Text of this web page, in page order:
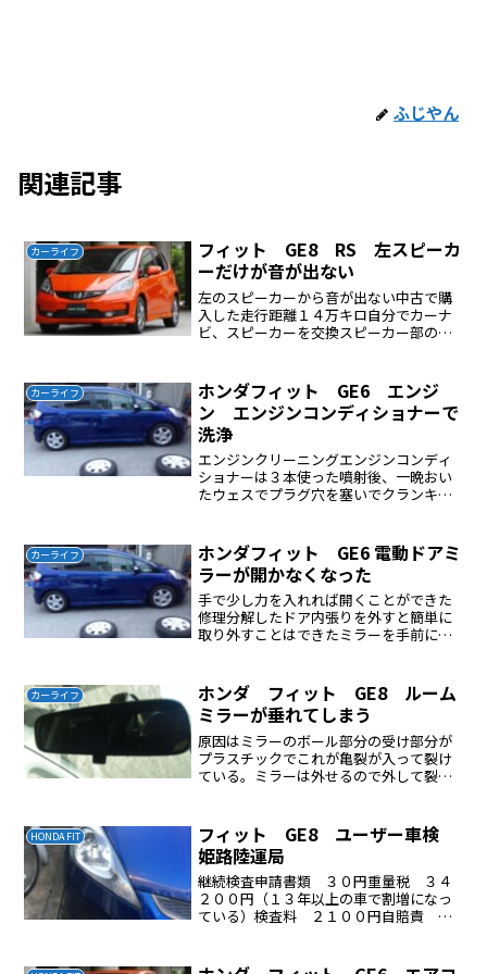
ふじやん
関連記事
カーライフ
フィット GE8 RS 左スピーカ
ーだけが音が出ない
左のスピーカーから音が出ない中古で購
入した走行距離１４万キロ自分でカーナ
ビ、スピーカーを交換スピーカー部の点
こえた、スピーカーの故障でないカーナ
ビのウラ面で右スピーカー...
カーライフ
ホンダフィット GE6 エンジ
ン エンジンコンディショナーで
洗浄
エンジンクリーニングエンジンコンディ
ショナーは３本使った噴射後、一晩おい
たウェスでプラグ穴を塞いでクランキン
たかなり濡れているこれではエンジンは
かからない一旦プラグを取...
カーライフ
ホンダフィット GE6 電動ドアミ
ラーが開かなくなった
手で少し力を入れれば開くことができた
修理分解したドア内張りを外すと簡単に
取り外すことはできたミラーを手前に引
ラスチックのギアが割れていると考えら
れるが一体式で分解は諦め...
カーライフ
ホンダ フィット GE8 ルーム
ミラーが垂れてしまう
原因はミラーのボール部分の受け部分が
プラスチックでこれが亀裂が入って裂け
ている。ミラーは外せるので外して裂け
HONDA FIT
フィット GE8 ユーザー車検
姫路陸運局
継続検査申請書類 ３０円重量税 ３４
２００円（１３年以上の車で割増になっ
ている）検査料 ２１００円自賠責 ２
上で一発合格